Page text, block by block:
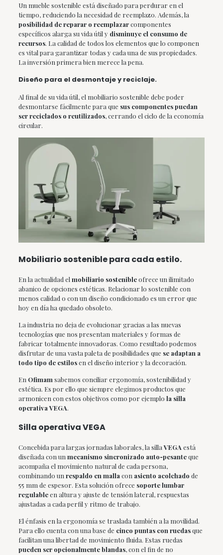
Un mueble sostenible está diseñado para perdurar en el
tiempo, reduciendo la necesidad de reemplazo. Además, la
posibilidad de reparar o reemplazarcomponentes
específicos alarga su vida útil y disminuye el consumo de
recursos. La calidad de todos los elementos que lo componen
es vital para garantizar todas y cada una de sus propiedades.
La inversión primera bien merece la pena.
Diseño para el desmontaje y reciclaje.
Al final de su vida útil, el mobiliario sostenible debe poder
desmontarse fácilmente para que sus componentes puedan
ser reciclados o reutilizados, cerrando el ciclo de la economía
circular.
Mobiliario sostenible para cada estilo.
En la actualidad el mobiliario sostenibleofrece un ilimitado
abanico de opciones estéticas. Relacionar lo sostenible con
menos calidad o con un diseño condicionado es un error que
hoy en día ha quedado obsoleto.
La industria no deja de evolucionar gracias a las nuevas
tecnologías que nos presentan materiales y formas de
fabricar totalmente innovadoras. Como resultado podemos
disfrutar de una vasta paleta de posibilidades que se adaptan a
todo tipo de estilosen el diseño interior y la decoración.
En Ofimam sabemos conciliar ergonomía, sostenibilidad y
estética. Es por ello que siempre elegimos productos que
armonicen con estos objetivos como por ejemplo la silla
operativa VEGA.
Silla operativa VEGA
Concebida para largas jornadas laborales, la sillaVEGA está
diseñada con un mecanismo sincronizado auto‑pesanteque
acompaña el movimiento natural de cada persona,
combinando un respaldo en malla con asiento acolchado de
55 mm de espesor. Esta solución ofrece soporte lumbar
regulableen altura y ajuste de tensión lateral, respuestas
ajustadas a cada perfil y ritmo de trabajo.
El énfasis en la ergonomía se traslada también a la movilidad.
Para ello cuenta con una base de cinco puntas con ruedasque
facilitan una libertad de movimiento fluida. Estas ruedas
pueden ser opcionalmente blandas, con el fin de no